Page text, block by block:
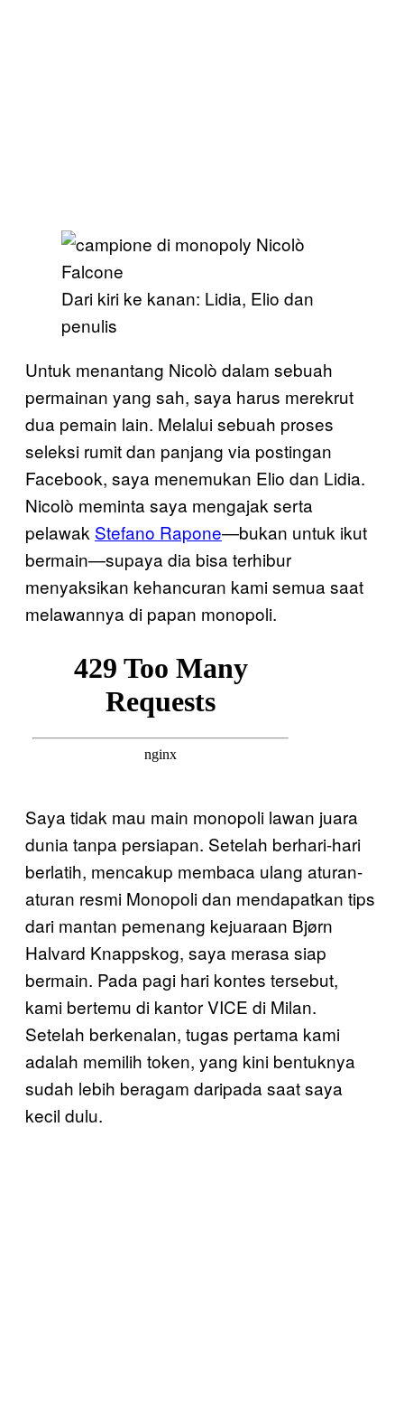
Dari kiri ke kanan: Lidia, Elio dan
penulis
Untuk menantang Nicolò dalam sebuah
permainan yang sah, saya harus merekrut
dua pemain lain. Melalui sebuah proses
seleksi rumit dan panjang via postingan
Facebook, saya menemukan Elio dan Lidia.
Nicolò meminta saya mengajak serta
pelawak Stefano Rapone—bukan untuk ikut
bermain—supaya dia bisa terhibur
menyaksikan kehancuran kami semua saat
melawannya di papan monopoli.
Saya tidak mau main monopoli lawan juara
dunia tanpa persiapan. Setelah berhari-hari
berlatih, mencakup membaca ulang aturan-
aturan resmi Monopoli dan mendapatkan tips
dari mantan pemenang kejuaraan Bjørn
Halvard Knappskog, saya merasa siap
bermain. Pada pagi hari kontes tersebut,
kami bertemu di kantor VICE di Milan.
Setelah berkenalan, tugas pertama kami
adalah memilih token, yang kini bentuknya
sudah lebih beragam daripada saat saya
kecil dulu.